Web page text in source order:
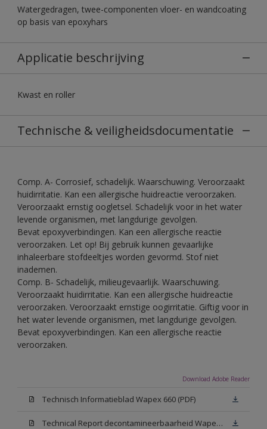
Watergedragen, twee-componenten vloer- en wandcoating
op basis van epoxyhars
Applicatie beschrijving
Kwast en roller
Technische & veiligheidsdocumentatie
Comp. A- Corrosief, schadelijk. Waarschuwing. Veroorzaakt
huidirritatie. Kan een allergische huidreactie veroorzaken.
Veroorzaakt ernstig oogletsel. Schadelijk voor in het water
levende organismen, met langdurige gevolgen.
Bevat epoxyverbindingen. Kan een allergische reactie
veroorzaken. Let op! Bij gebruik kunnen gevaarlijke
inhaleerbare stofdeeltjes worden gevormd. Stof niet
inademen.
Comp. B- Schadelijk, milieugevaarlijk. Waarschuwing.
Veroorzaakt huidirritatie. Kan een allergische huidreactie
veroorzaken. Veroorzaakt ernstige oogirritatie. Giftig voor in
het water levende organismen, met langdurige gevolgen.
Bevat epoxyverbindingen. Kan een allergische reactie
veroorzaken.
Download Adobe Reader
Technisch Informatieblad Wapex 660 (PDF)
Technical Report decontamineerbaarheid Wapex 660